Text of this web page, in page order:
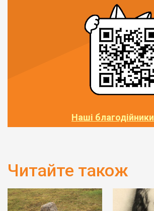
Наші благодійники
Читайте також